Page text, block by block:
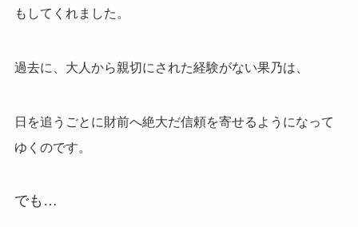
もしてくれました。
過去に、大人から親切にされた経験がない果乃は、
日を追うごとに財前へ絶大だ信頼を寄せるようになって
ゆくのです。
でも…